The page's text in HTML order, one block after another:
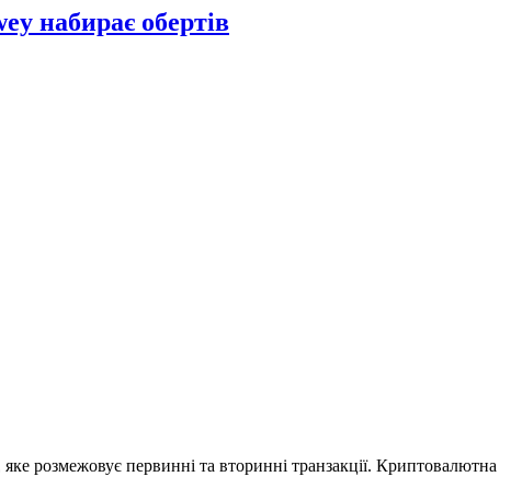
набирає обертів
розмежовує первинні та вторинні транзакції. Криптовалютна